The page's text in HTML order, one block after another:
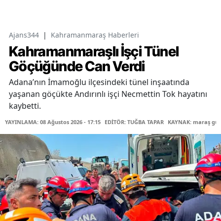
Ajans344 | Kahramanmaraş Haberleri
Kahramanmaraşlı İşçi Tünel
Göçüğünde Can Verdi
Adana’nın İmamoğlu ilçesindeki tünel inşaatında
yaşanan göçükte Andırınlı işçi Necmettin Tok hayatını
kaybetti.
YAYINLAMA: 08 Ağustos 2026 - 17:15 EDİTÖR: TUĞBA TAPAR KAYNAK: maraş